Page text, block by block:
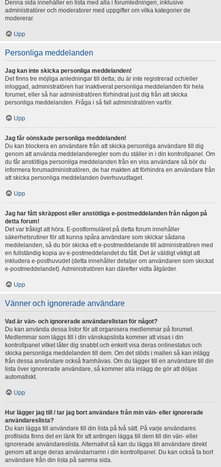
Denna sida innehåller en lista med alla i forumledningen, inklusive
administratörer och moderatorer med uppgifter om vilka kategorier de
modererar.
Upp
Personliga meddelanden
Jag kan inte skicka personliga meddelanden!
Det finns tre möjliga anledningar till detta; du är inte registrerad och/eller
inloggad, administratören har inaktiverat personliga meddelanden för hela
forumet, eller så har administratören förhindrat just dig från att skicka
personliga meddelanden. Fråga i så fall administratören varför.
Upp
Jag får oönskade personliga meddelanden!
Du kan blockera en användare från att skicka personliga användare till dig
genom att använda meddelanderegler som du ställer in i din kontrollpanel. Om
du får anstötliga personliga meddelanden från en viss användare så bör du
informera forumadministratören, de har makten att förhindra en användare från
att skicka personliga meddelanden överhuvudtaget.
Upp
Jag har fått skräppost eller anstötliga e-postmeddelanden från någon på
detta forum!
Det var tråkigt att höra. E-postformuläret på detta forum innehåller
säkerhetsrutiner för att kunna spåra användare som skickar sådana
meddelanden, så du bör skicka ett e-postmeddelande till administratören med
en fullständig kopia av e-postmeddelandet du fått. Det är väldigt viktigt att
inkludera e-posthuvudet (detta innehåller detaljer om användaren som skickat
e-postmeddelandet). Administratören kan därefter vidta åtgärder.
Upp
Vänner och ignorerade användare
Vad är vän- och ignorerade användarelistan för något?
Du kan använda dessa listor för att organisera medlemmar på forumet.
Medlemmar som läggs till i din vänskapslista kommer att visas i din
kontrollpanel vilket låter dig snabbt och enkelt visa deras onlinestatus och
skicka personliga meddelanden till dem. Om det stöds i mallen så kan inlägg
från dessa användare också framhävas. Om du lägger till en användare till din
lista över ignorerade användare, så kommer alla inlägg de gör att döljas
automatiskt.
Upp
Hur lägger jag till / tar jag bort användare från min vän- eller ignorerade
användareslista?
Du kan lägga till användare till din lista på två sätt. På varje användares
profilsida finns det en länk för att antingen lägga till dem till din vän- eller
ignorerade användareslista. Alternativt så kan du lägga till användare direkt
genom att ange deras användarnamn i din kontrollpanel. Du kan också ta bort
användare från din lista på samma sida.